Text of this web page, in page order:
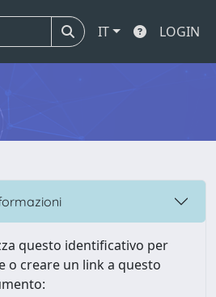
IT LOGIN
questo identificativo per
o creare un link a questo